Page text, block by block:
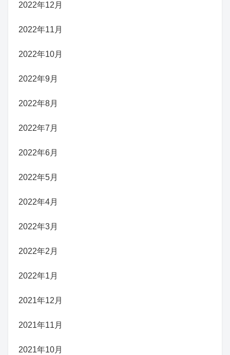
2022年12月
2022年11月
2022年10月
2022年9月
2022年8月
2022年7月
2022年6月
2022年5月
2022年4月
2022年3月
2022年2月
2022年1月
2021年12月
2021年11月
2021年10月